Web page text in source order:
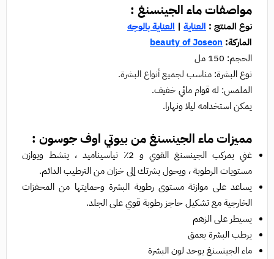
مواصفات ماء الجينسنغ :
نوع المنتج : العناية | العناية بالوجه
الماركة: beauty of Joseon
الحجم: 150 مل
نوع البشرة: مناسب لجميع أنواع البشرة.
الملمس: له قوام مائي خفيف.
يمكن استخدامه ليلا ونهارا.
مميزات ماء الجينسنغ من بيوتي اوف جوسون :
غني بمركب الجينسنغ القوي و 2٪ نياسيناميد ، ينشط ويوازن
مستويات الرطوبة ، ويحول بشرتك إلى خزان من الترطيب الدائم.
يساعد على موازنة مستوى رطوبة البشرة وحمايتها من المحفزات
الخارجية مع تشكيل حاجز رطوبة قوي على الجلد.
يسيطر على الزهم
يرطب البشرة بعمق
ماء الجينسنغ يوحد لون البشرة